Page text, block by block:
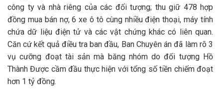
công ty và nhà riêng của các đối tượng; thu giữ 478 hợp
đồng mua bán nợ, 6 xe ô tô cùng nhiều điện thoại, máy tính
chứa dữ liệu điện tử và các vật chứng khác có liên quan.
Căn cứ kết quả điều tra ban đầu, Ban Chuyên án đã làm rõ 3
vụ cưỡng đoạt tài sản mà băng nhóm do đối tượng Hồ
Thành Được cầm đầu thực hiện với tổng số tiền chiếm đoạt
hơn 1 tỷ đồng.